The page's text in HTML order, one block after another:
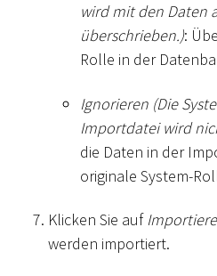
wird mit den Daten
überschrieben.):
Rolle in der
Ignorieren (Die
Importdatei wird
die Daten in der
originale System-
Klicken Sie auf
werden importiert.